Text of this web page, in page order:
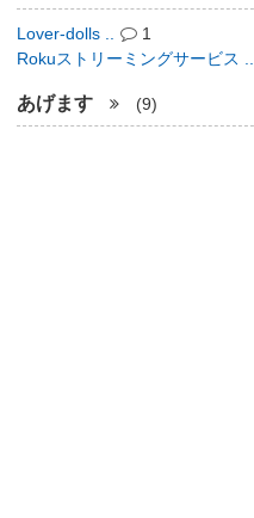
Lover-dolls .. 1
Rokuストリーミングサービス ..
あげます (9)